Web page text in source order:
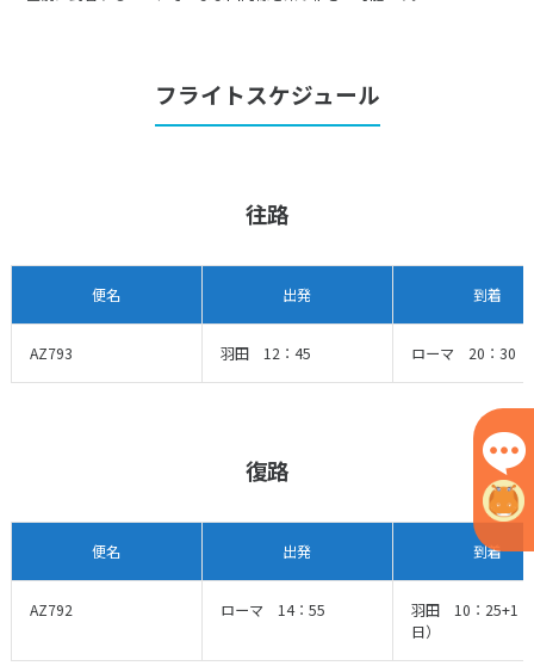
フライトスケジュール
往路
便名 出発 到着
AZ793 羽田 12：45 ローマ 20：30
復路
便名 出発 到着
AZ792 ローマ 14：55
羽田 10：25+1
日）